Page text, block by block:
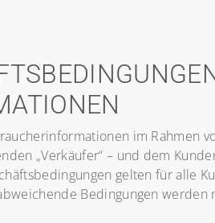
im Rahmen
„Verkäufer“ – und dem
gelten für alle
Bedingungen werden